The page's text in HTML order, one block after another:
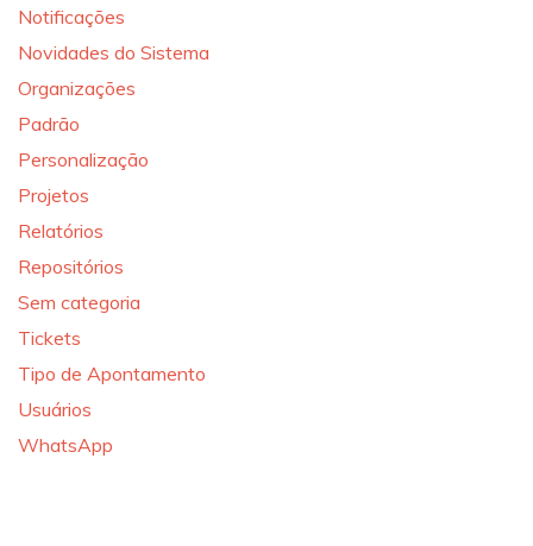
Notificações
Novidades do Sistema
Organizações
Padrão
Personalização
Projetos
Relatórios
Repositórios
Sem categoria
Tickets
Tipo de Apontamento
Usuários
WhatsApp